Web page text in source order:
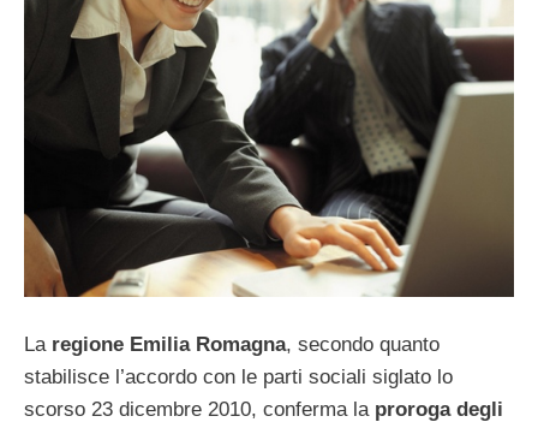
La regione Emilia Romagna, secondo quanto
stabilisce l’accordo con le parti sociali siglato lo
scorso 23 dicembre 2010, conferma la proroga degli